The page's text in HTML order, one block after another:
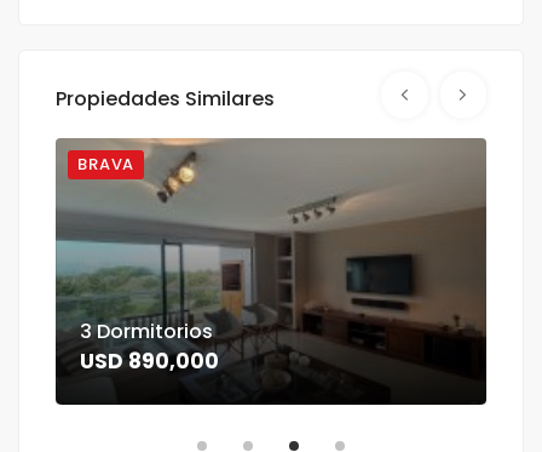
Propiedades Similares
BRAVA
3 Dormitorios
USD 890,000